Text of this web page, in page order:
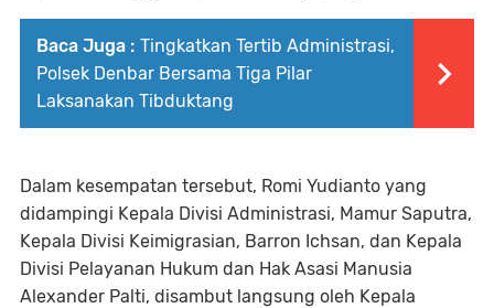
Baca Juga : Tingkatkan Tertib Administrasi,
Polsek Denbar Bersama Tiga Pilar
Laksanakan Tibduktang
Dalam kesempatan tersebut, Romi Yudianto yang
didampingi Kepala Divisi Administrasi, Mamur Saputra,
Kepala Divisi Keimigrasian, Barron Ichsan, dan Kepala
Divisi Pelayanan Hukum dan Hak Asasi Manusia
Alexander Palti, disambut langsung oleh Kepala